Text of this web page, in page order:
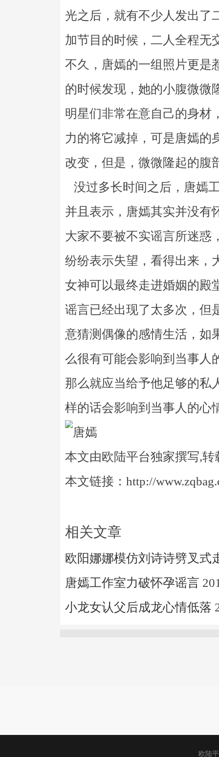
光之后，就有不少人发出了
加节目的时候，二人全程无
不久，唐嫣的一组照片更是
的时候发现，她的小腹微微
明星们非常在意自己的身材
力的将它减掉，可是唐嫣的
改变，但是，微微隆起的腹
没过多长时间之后，唐嫣
并且表示，唐嫣其实并没有
大家不要被不实谣言所迷惑
纷纷表示失望，看得出来，
女神可以最终走进婚姻的殿
谣言已经出现了太多次，但
意猜测偶像的感情生活，如
么很有可能会影响到当事人
那么就应当给予他足够的私
样的话会影响到当事人的心
本文由欧陆平台独家撰写,转
本文链接：http://
相关文章
欧阳娜娜模仿刘诗诗劈叉式
唐嫣工作室力破怀孕谣言
小龙女认父后成龙心情低落
欧陆